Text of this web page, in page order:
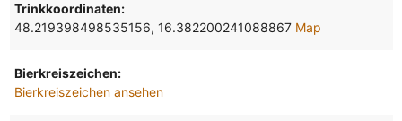
Trinkkoordinaten:
48.219398498535156, 16.382200241088867 Map
Bierkreiszeichen:
Bierkreiszeichen ansehen